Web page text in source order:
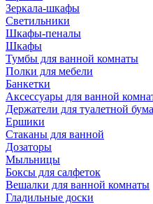
Зеркала-шкафы
Светильники
Шкафы-пеналы
Шкафы
Тумбы для ванной комнаты
Полки для мебели
Банкетки
Аксессуары для ванной
Держатели для туалетной
Ершики
Стаканы для ванной
Дозаторы
Мыльницы
Боксы для салфеток
Вешалки для ванной комнаты
Гладильные доски